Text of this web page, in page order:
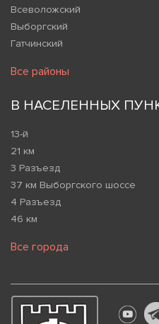
Всеволожский
Выборгский
Гатчинский
Все районы
В НАСЕЛЕННЫХ
13-й
21 км
3 Разъезд
37 км Выборгского шоссе
4 Разъезд
46 км
Все города